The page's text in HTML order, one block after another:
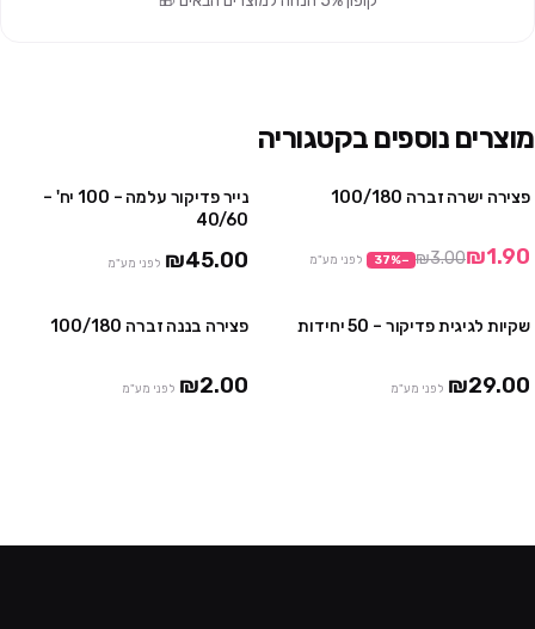
מוצרים נוספים בקטגוריה
פצירה ישרה זברה 100/180
₪1.90
₪3.00
−
37% לפני מע"מ
נייר פדיקור עלמה – 100 יח' –
40/60
₪45.00 לפני מע"מ
שקיות לגיגית פדיקור – 50 יחידות
₪29.00 לפני מע"מ
פצירה בננה זברה 100/180
₪2.00 לפני מע"מ